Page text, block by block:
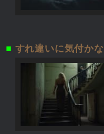
■ すれ違いに気付か